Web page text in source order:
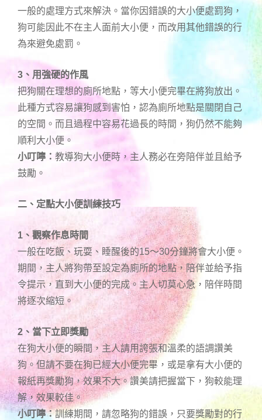
一般的處理方式來解決。當你因錯誤的大小便處罰狗，
狗可能因此不在主人面前大小便，而改用其他錯誤的行
為來避免處罰。
3、用強硬的作風
把狗關在理想的廁所地點，等大小便完畢在將狗放出。
此種方式容易讓狗感到害怕，認為廁所地點是關閉自己
的空間。而且過程中容易花過長的時間，狗仍然不能夠
順利大小便。
小叮嚀： 教導狗大小便時，主人務必在旁陪伴並且給予
鼓勵。
二、定點大小便訓練技巧
1、觀察作息時間
一般在吃飯、玩耍、睡醒後的15～30分鐘將會大小便。
期間，主人將狗帶至設定為廁所的地點，陪伴並給予指
令提示，直到大小便的完成。主人切莫心急，陪伴時間
將逐次縮短。
2、當下立即獎勵
在狗大小便的瞬間，主人請用誇張和溫柔的語調讚美
狗。但請不要在狗已經大小便完畢，或是拿有大小便的
報紙再獎勵狗，效果不大。讚美請把握當下，狗較能理
解，效果較佳。
小叮嚀：訓練期間，請忽略狗的錯誤，只要獎勵對的行